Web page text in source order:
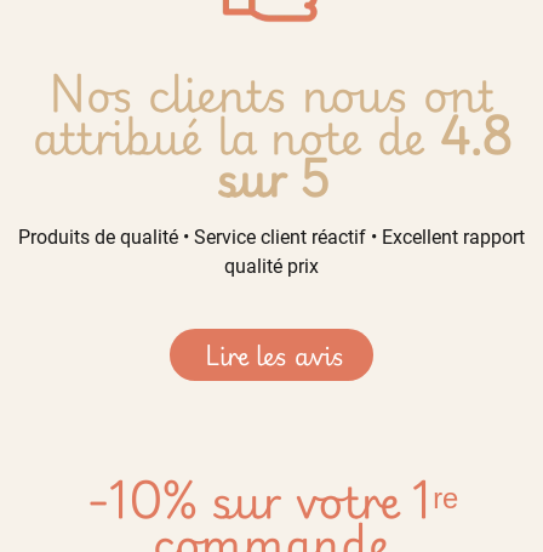
Nos clients nous ont
attribué la note de4.8
sur 5
Produits de qualité • Service client réactif • Excellent rapport
qualité prix
Lire les avis
-10% sur votre 1ʳᵉ